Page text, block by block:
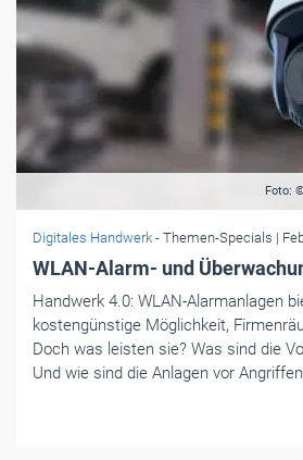
Foto:
Digitales Handwerk - Themen-Specials |
WLAN-Alarm- und
Handwerk 4.0: WLAN-Alarmanlagen
kostengünstige Möglichkeit,
Doch was leisten sie? Was sind die
Und wie sind die Anlagen vor